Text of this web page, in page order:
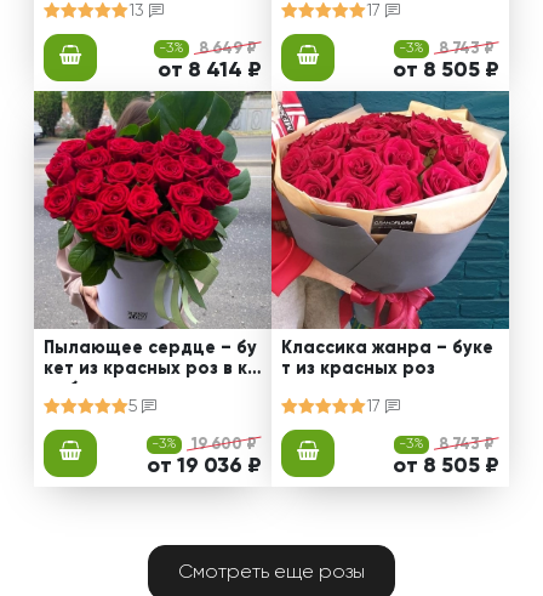
13
-3% 8 649 ₽
от 8 414 ₽
17
-3% 8 743 ₽
от 8 505 ₽
Пылающее сердце – бу
кет из красных роз в ко
робке
5
-3% 19 600 ₽
от 19 036 ₽
Классика жанра – буке
т из красных роз
17
-3% 8 743 ₽
от 8 505 ₽
Смотреть еще розы